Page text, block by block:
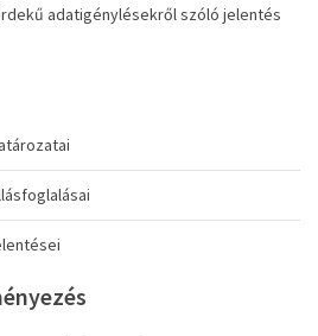
adatigénylésekről szóló jelentés